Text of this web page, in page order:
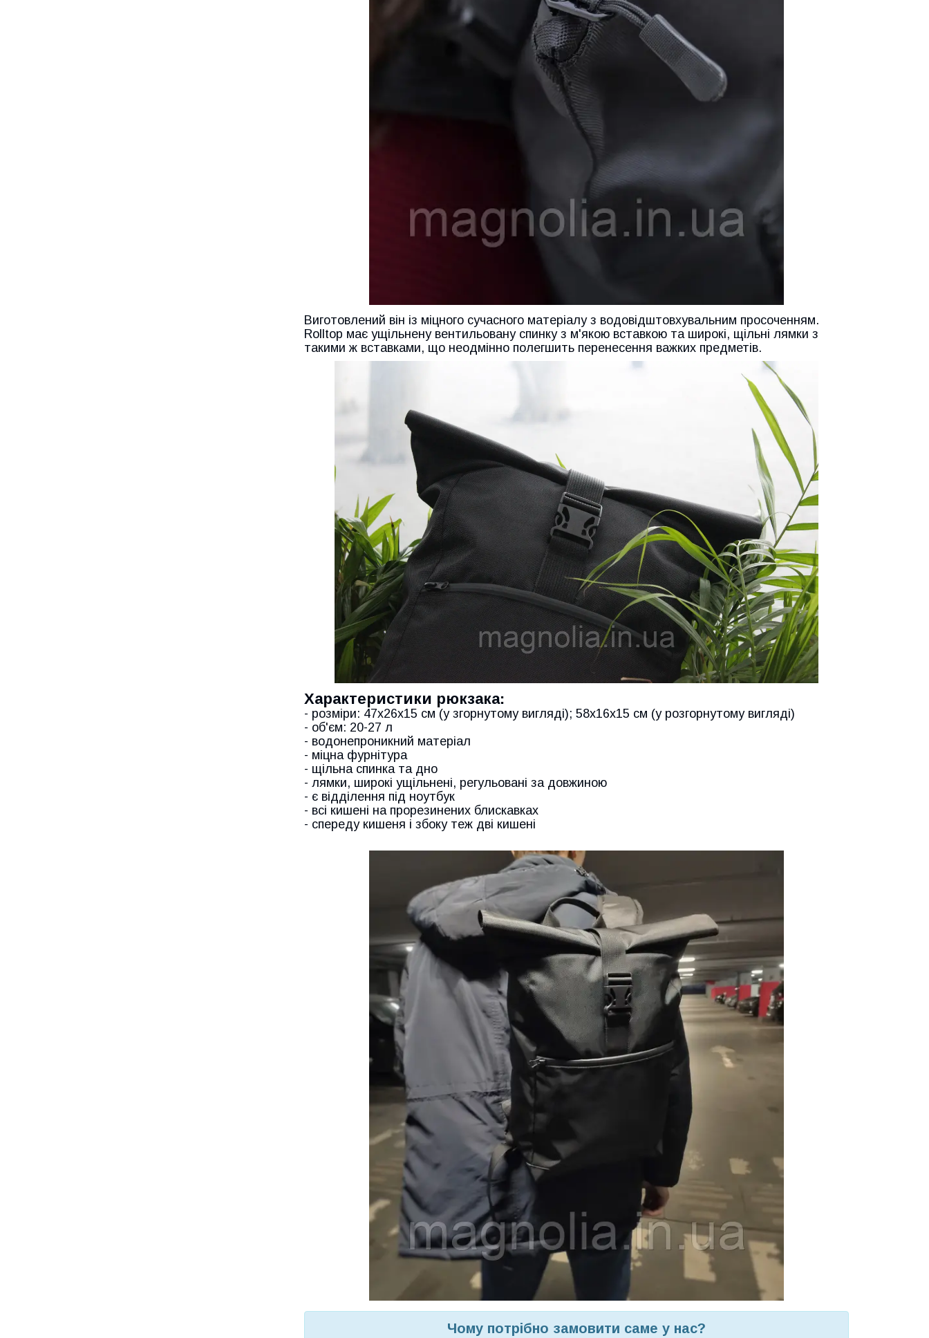
Виготовлений він із міцного сучасного матеріалу з водовідштовхувальним просоченням.
Rolltop має ущільнену вентильовану спинку з м'якою вставкою та широкі, щільні лямки з
такими ж вставками, що неодмінно полегшить перенесення важких предметів.
Характеристики рюкзака:
- розміри: 47х26х15 см (у згорнутому вигляді); 58х16х15 см (у розгорнутому вигляді)
- об'єм: 20-27 л
- водонепроникний матеріал
- міцна фурнітура
- щільна спинка та дно
- лямки, широкі ущільнені, регульовані за довжиною
- є відділення під ноутбук
- всі кишені на прорезинених блискавках
- спереду кишеня і збоку теж дві кишені
Чому потрібно замовити саме у нас?